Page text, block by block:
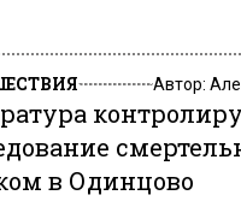
Автор:
в Одинцово